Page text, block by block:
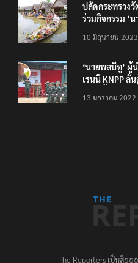
ปลัดกระทรวง
ร่วมกิจกรรม ‘น
ตักบาตรทางน้ำ
10 มิถุนายน 2023
‘นายพลบีทู’ ผู้
เรนนี KNPP ลั่
ประชาชนต้องช
13 มกราคม 2022
The Reporters เป็นสื่ออ